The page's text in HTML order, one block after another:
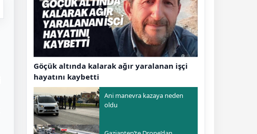
Göçük altında kalarak ağır yaralanan işçi
hayatını kaybetti
Ani manevra kazaya neden
oldu